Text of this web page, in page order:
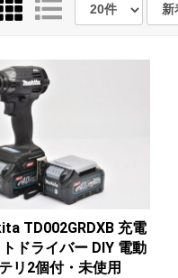
TD002GRDXB 充電
ドライバー DIY 電動
リ2個付・未使用